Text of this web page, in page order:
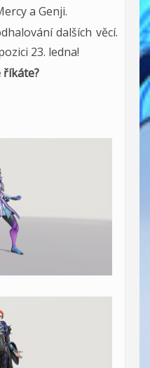
a Genji.
dalších věcí.
23. ledna!
říkáte?